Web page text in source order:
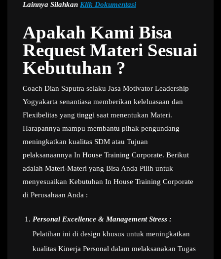
Lainnya Silahkan Klik Dokumentasi
Apakah Kami Bisa
Request Materi Sesuai
Kebutuhan ?
Coach Dian Saputra selaku Jasa Motivator Leadership
Yogyakarta senantiasa memberikan keleluasaan dan
Flexibelitas yang tinggi saat menentukan Materi.
Harapannya mampu membantu pihak pengundang
meningkatkan kualitas SDM atau Tujuan
pelaksanaannya In House Training Corporate. Berikut
adalah Materi-Materi yang Bisa Anda Pilih untuk
menyesuaikan Kebutuhan In House Training Corporate
di Perusahaan Anda :
Personal Excellence & Management Stress :
Pelatihan ini di design khusus untuk meningkatkan
kualitas Kinerja Personal dalam melaksanakan Tugas